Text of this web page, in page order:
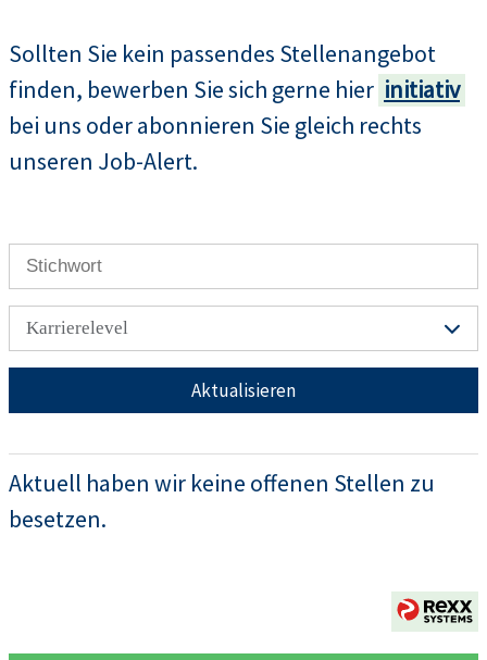
Sollten Sie kein passendes Stellenangebot
finden, bewerben Sie sich gerne hier initiativ
bei uns oder abonnieren Sie gleich rechts
unseren Job-Alert.
Karrierelevel
Aktualisieren
Aktuell haben wir keine offenen Stellen zu
besetzen.